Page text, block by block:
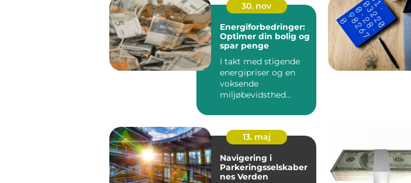
30. nov
Energiforbedringer:
Optimer din bolig og
spar penge
I takt med stigende
energipriser og en
voksende
miljøbevidsthed
energiforbedringer i
h...
13. maj
Navigering i
Parkeringsselskaber
nes Verden